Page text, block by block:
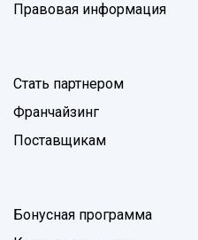
Правовая информация
Стать партнером
Франчайзинг
Поставщикам
Бонусная программа